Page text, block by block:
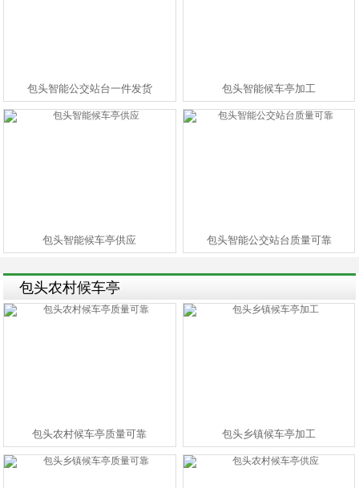
包头智能公交站台一件发货 包头智能候车亭加工
包头智能候车亭供应 包头智能公交站台质量可靠
包头农村候车亭
包头农村候车亭质量可靠 包头乡镇候车亭加工